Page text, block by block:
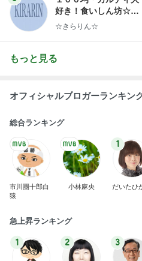
好き！食いしん坊☆き
らりん☆のブログ
☆きらりん☆
もっと見る
オフィシャルブロガーランキン
総合ランキング
市川團十郎白
猿
1
急上昇ランキング
1 2 3